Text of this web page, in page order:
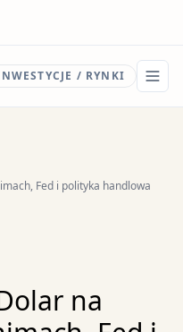
/ RYNKI
Fed i polityka handlowa
na